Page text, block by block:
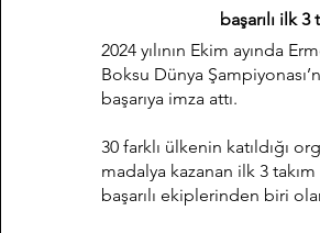
başarılı ilk 3
2024 yılının Ekim ayında
Boksu Dünya
başarıya imza attı.
30 farklı ülkenin katıldığı
madalya kazanan ilk 3
başarılı ekiplerinden biri